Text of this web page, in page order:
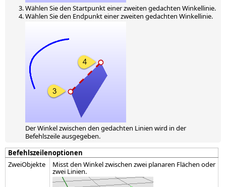
Wählen Sie den Startpunkt einer zweiten gedachten Winkellinie.
Wählen Sie den Endpunkt einer zweiten gedachten Winkellinie.
Der Winkel zwischen den gedachten Linien wird in der
Befehlszeile ausgegeben.
Befehlszeilenoptionen
ZweiObjekte
Misst den Winkel zwischen zwei planaren Flächen oder
zwei Linien.